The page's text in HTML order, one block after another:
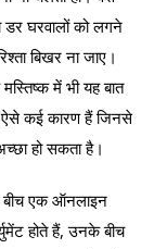
घरवालों को लगने
बिखर ना जाए।
में भी यह बात
ऐसे कई कारण हैं जिनसे
हो सकता है।
बीच एक ऑनलाइन
होते हैं, उनके बीच